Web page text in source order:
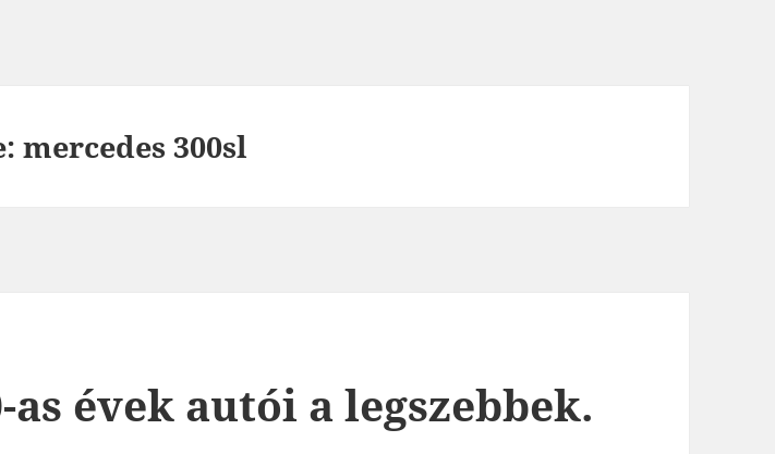
mercedes 300sl
as évek autói a legszebbek.